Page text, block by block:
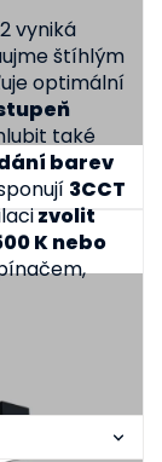
vyniká
štíhlým
optimální
také
barev
3CCT
zvolit
K nebo